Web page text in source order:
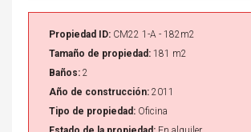
Propiedad ID: CM22 1-A - 182m2
Tamaño de propiedad: 181 m2
Baños: 2
Año de construcción: 2011
Tipo de propiedad: Oficina